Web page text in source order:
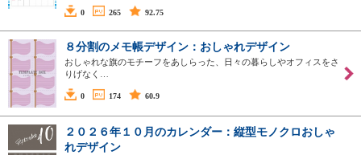
0 265 92.75
８分割のメモ帳デザイン：おしゃれデザイン
おしゃれな旗のモチーフをあしらった、日々の暮らしやオフィスをさ
りげなく…
0 174 60.9
２０２６年１０月のカレンダー：縦型モノクロおしゃ
れデザイン